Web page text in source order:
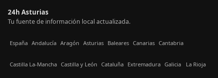
24h Asturias
Tu fuente de información local actualizada.
España Andalucía Aragón Asturias Baleares Canarias Cantabria
Castilla La-Mancha Castilla y León Cataluña Extremadura Galicia La Rioja